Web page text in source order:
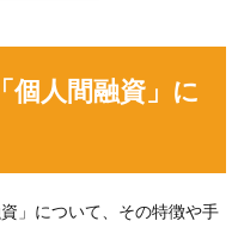
個人間融資」に
」について、その特徴や手